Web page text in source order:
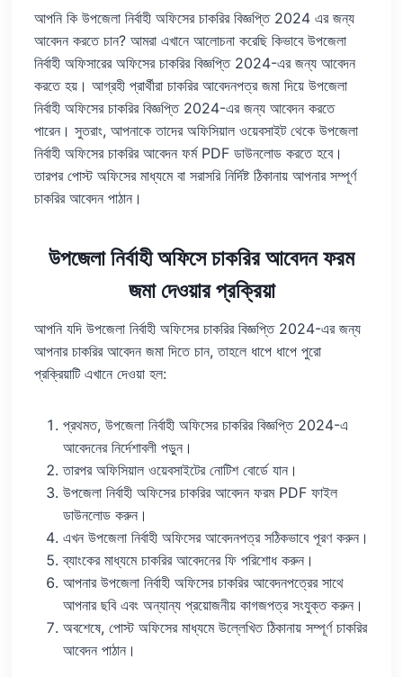
আপনি কি উপজেলা নির্বাহী অফিসের চাকরির বিজ্ঞপ্তি 2024 এর জন্য
আবেদন করতে চান? আমরা এখানে আলোচনা করেছি কিভাবে উপজেলা
নির্বাহী অফিসারের অফিসের চাকরির বিজ্ঞপ্তি 2024-এর জন্য আবেদন
করতে হয়। আগ্রহী প্রার্থীরা চাকরির আবেদনপত্র জমা দিয়ে উপজেলা
নির্বাহী অফিসের চাকরির বিজ্ঞপ্তি 2024-এর জন্য আবেদন করতে
পারেন। সুতরাং, আপনাকে তাদের অফিসিয়াল ওয়েবসাইট থেকে উপজেলা
নির্বাহী অফিসের চাকরির আবেদন ফর্ম PDF ডাউনলোড করতে হবে।
তারপর পোস্ট অফিসের মাধ্যমে বা সরাসরি নির্দিষ্ট ঠিকানায় আপনার সম্পূর্ণ
চাকরির আবেদন পাঠান।
উপজেলা নির্বাহী অফিসে চাকরির আবেদন ফরম
জমা দেওয়ার প্রক্রিয়া
আপনি যদি উপজেলা নির্বাহী অফিসের চাকরির বিজ্ঞপ্তি 2024-এর জন্য
আপনার চাকরির আবেদন জমা দিতে চান, তাহলে ধাপে ধাপে পুরো
প্রক্রিয়াটি এখানে দেওয়া হল:
প্রথমত, উপজেলা নির্বাহী অফিসের চাকরির বিজ্ঞপ্তি 2024-এ
আবেদনের নির্দেশাবলী পড়ুন।
তারপর অফিসিয়াল ওয়েবসাইটের নোটিশ বোর্ডে যান।
উপজেলা নির্বাহী অফিসের চাকরির আবেদন ফরম PDF ফাইল
ডাউনলোড করুন।
এখন উপজেলা নির্বাহী অফিসের আবেদনপত্র সঠিকভাবে পূরণ করুন।
ব্যাংকের মাধ্যমে চাকরির আবেদনের ফি পরিশোধ করুন।
আপনার উপজেলা নির্বাহী অফিসের চাকরির আবেদনপত্রের সাথে
আপনার ছবি এবং অন্যান্য প্রয়োজনীয় কাগজপত্র সংযুক্ত করুন।
অবশেষে, পোস্ট অফিসের মাধ্যমে উল্লেখিত ঠিকানায় সম্পূর্ণ চাকরির
আবেদন পাঠান।